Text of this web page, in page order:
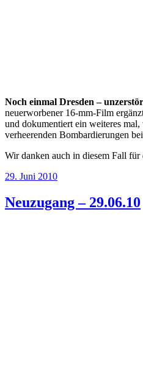
Noch einmal Dresden –
neuerworbener 16-mm-Film
und dokumentiert ein weiteres
verheerenden Bombardierungen
Wir danken auch in diesem Fall
Veröffentlicht
29. Juni 2010
Neuzugang – 29.06.10